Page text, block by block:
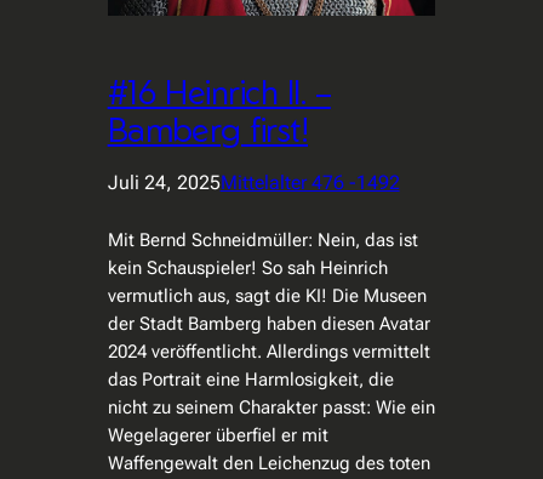
#16 Heinrich II. –
Bamberg first!
Juli 24, 2025Mittelalter 476 -1492
Mit Bernd Schneidmüller: Nein, das ist
kein Schauspieler! So sah Heinrich
vermutlich aus, sagt die KI! Die Museen
der Stadt Bamberg haben diesen Avatar
2024 veröffentlicht. Allerdings vermittelt
das Portrait eine Harmlosigkeit, die
nicht zu seinem Charakter passt: Wie ein
Wegelagerer überfiel er mit
Waffengewalt den Leichenzug des toten